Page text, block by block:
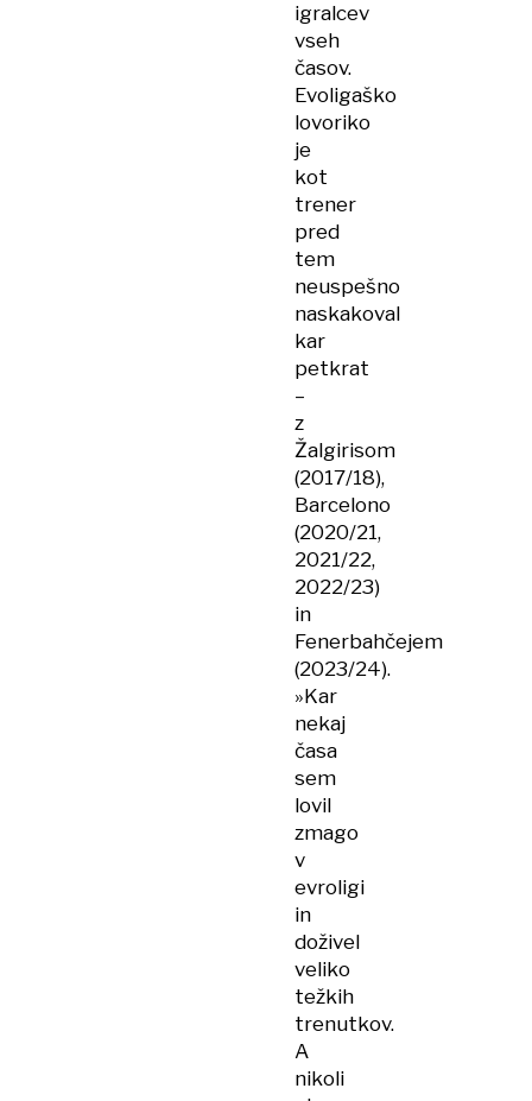
igralcev
vseh
časov.
Evoligaško
lovoriko
je
kot
trener
pred
tem
neuspešno
naskakoval
kar
petkrat
–
z
Žalgirisom
(2017/18),
Barcelono
(2020/21,
2021/22,
2022/23)
in
Fenerbahčejem
(2023/24).
»Kar
nekaj
časa
sem
lovil
zmago
v
evroligi
in
doživel
veliko
težkih
trenutkov.
A
nikoli